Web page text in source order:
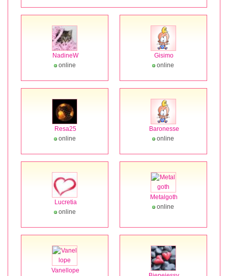
NadineW
online
Gisimo
online
Resa25
online
Baronesse
online
Lucretia
online
Metalgoth
online
Vanellope